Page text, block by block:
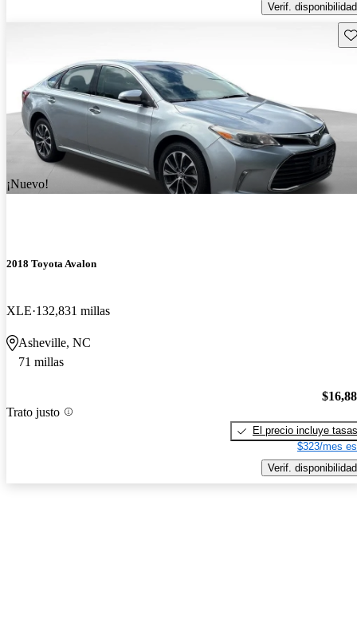
Verif. disponibilidad
¡Nuevo!
2018 Toyota Avalon
XLE 132,831 millas
Asheville, NC
71 millas
Trato justo
El precio incluye tasas
$323/mes
Verif. disponibilidad